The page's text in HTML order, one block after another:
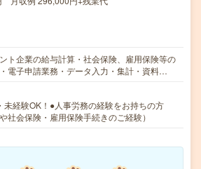
ト企業の給与計算・社会保険、雇用保険等の
電子申請業務・データ入力・集計・資料…
未経験OK！●人事労務の経験をお持ちの方
社会保険・雇用保険手続きのご経験）